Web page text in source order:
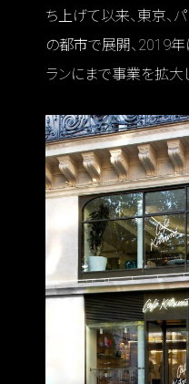
ち上げて以来、東京、
の都市で展開、2019年
ランにまで事業を拡大